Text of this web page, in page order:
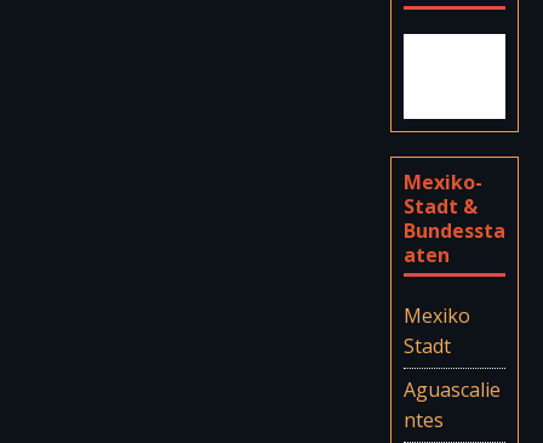
Mexiko-
Stadt &
Bundessta
aten
Mexiko
Stadt
Aguascalie
ntes